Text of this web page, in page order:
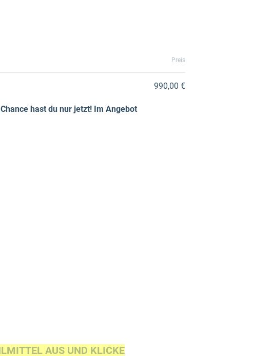
Preis
hast du nur jetzt! Im Angebot
AUS UND KLICKE
990,00 €